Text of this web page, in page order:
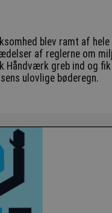
blev ramt af
af reglerne om
Håndværk greb ind og
ulovlige bøderegn.